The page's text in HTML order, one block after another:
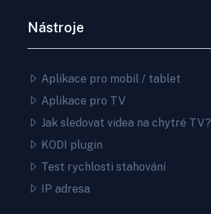
Nástroje
Aplikace pro mobil / tablet
Aplikace pro TV
Jak sledovat videa na chytré TV?
KODI plugin
Test rychlosti stahování
IP adresa